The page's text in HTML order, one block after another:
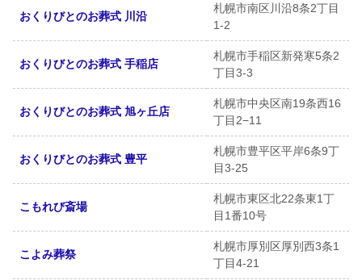
おくりびとのお葬式 川沿
札幌市南区川沿8条2丁目
1-2
おくりびとのお葬式 手稲店
札幌市手稲区新発寒5条2
丁目3-3
おくりびとのお葬式 旭ヶ丘店
札幌市中央区南19条西16
丁目2−11
おくりびとのお葬式 豊平
札幌市豊平区平岸6条9丁
目3-25
こもれび斎場
札幌市東区北22条東1丁
目1番10号
こよみ葬祭
札幌市厚別区厚別西3条1
丁目4-21